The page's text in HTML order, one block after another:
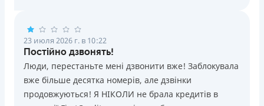
23 июля 2026 г. в 10:22
Постійно дзвонять!
Люди, перестаньте мені дзвонити вже! Заблокувала
вже більше десятка номерів, але дзвінки
продовжуються! Я НІКОЛИ не брала кредитів в